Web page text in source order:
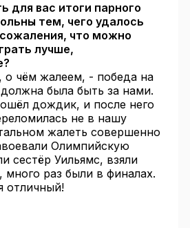
для вас итоги парного
тем, чего удалось
что можно
лучше,
о чём жалеем, - победа на
была быть за нами.
дождик, и после него
не в нашу
жалеть совершенно
Олимпийскую
сестёр Уильямс, взяли
раз были в финалах.
отличный!